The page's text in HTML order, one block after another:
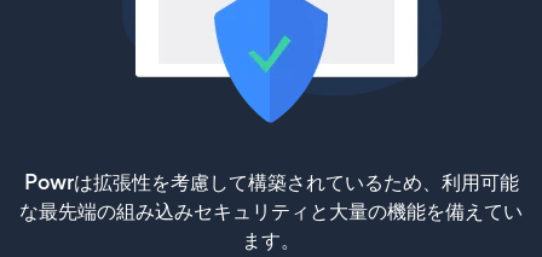
Powrは拡張性を考慮して構築されているため、利用可能
な最先端の組み込みセキュリティと大量の機能を備えてい
ます。